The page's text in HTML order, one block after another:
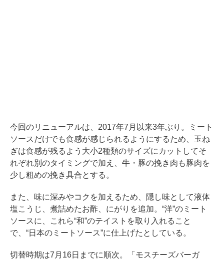
今回のリニューアルは、2017年7月以来3年ぶり。ミート
ソースだけでも食感が感じられるようにするため、玉ね
ぎは食感が残るよう大小2種類のサイズにカットしてそ
れぞれ別のタイミングで加え、牛・豚の挽き肉も豚肉を
少し粗めの挽き具合とする。
また、味に深みやコクを加えるため、隠し味として液体
塩こうじ、煮詰めたお酢、にがりを追加。“洋”のミート
ソースに、これら“和”のテイストを取り入れること
で、“日本のミートソース”に仕上げたとしている。
切替時期は7月16日までに順次。「モスチーズバーガ